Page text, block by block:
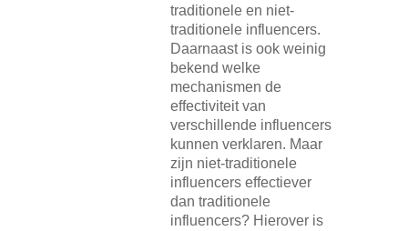
traditionele en niet-
traditionele influencers.
Daarnaast is ook weinig
bekend welke
mechanismen de
effectiviteit van
verschillende influencers
kunnen verklaren. Maar
zijn niet-traditionele
influencers effectiever
dan traditionele
influencers? Hierover is